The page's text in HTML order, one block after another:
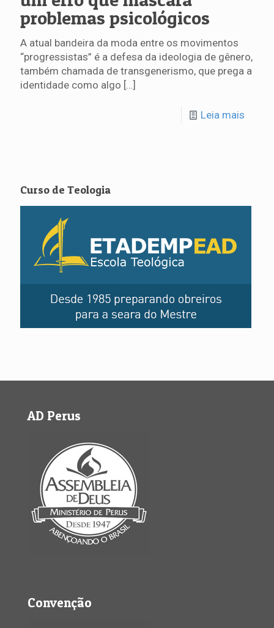
problemas psicológicos
A atual bandeira da moda entre os movimentos
“progressistas” é a defesa da ideologia de gênero,
também chamada de transgenerismo, que prega a
identidade como algo […]
Leia mais
Curso de Teologia
AD Perus
Convenção